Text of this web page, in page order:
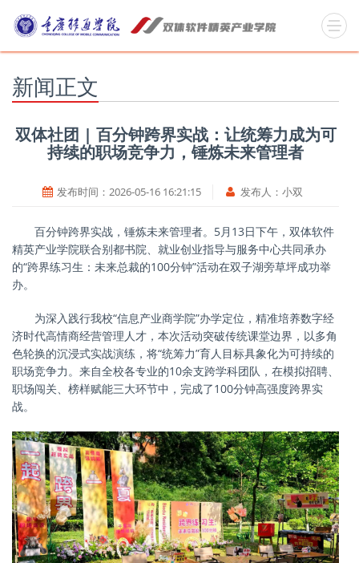
新闻正文
双体社团 | 百分钟跨界实战：让统筹力成为可
持续的职场竞争力，锤炼未来管理者
发布时间： 2026-05-16 16:21:15 发布人： 小双
百分钟跨界实战，锤炼未来管理者。 5月13日下午，双体软件
精英产业学院联合别都书院、就业创业指导与服务中心共同承办
的“跨界练习生：未来总裁的100分钟”活动在双子湖旁草坪成功举
办。
为深入践行我校“信息产业商学院”办学定位，精准培养数字经
济时代高情商经营管理人才，本次活动突破传统课堂边界，以多角
色轮换的沉浸式实战演练，将“统筹力”育人目标具象化为可持续的
职场竞争力。来自全校各专业的10余支跨学科团队，在模拟招聘、
职场闯关、榜样赋能三大环节中，完成了100分钟高强度跨界实
战。